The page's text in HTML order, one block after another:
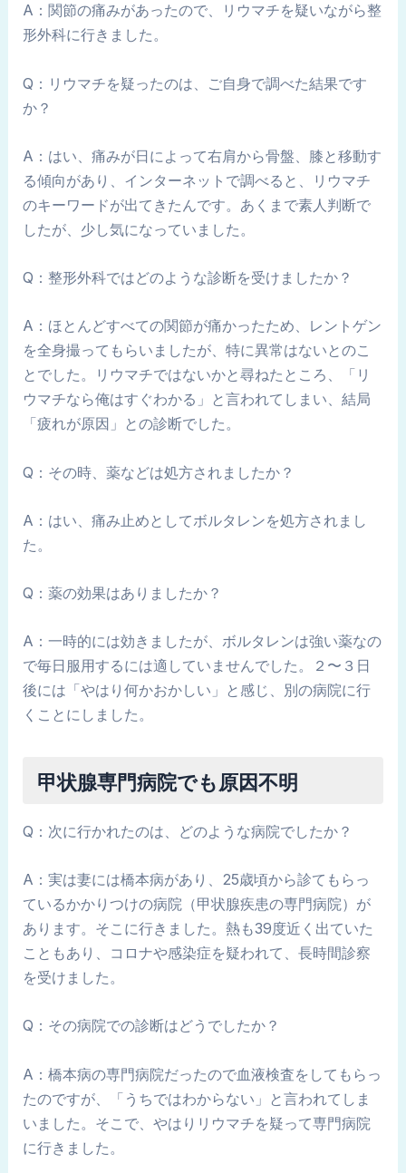
A：関節の痛みがあったので、リウマチを疑いながら整
形外科に行きました。
Q：リウマチを疑ったのは、ご自身で調べた結果です
か？
A：はい、痛みが日によって右肩から骨盤、膝と移動す
る傾向があり、インターネットで調べると、リウマチ
のキーワードが出てきたんです。あくまで素人判断で
したが、少し気になっていました。
Q：整形外科ではどのような診断を受けましたか？
A：ほとんどすべての関節が痛かったため、レントゲン
を全身撮ってもらいましたが、特に異常はないとのこ
とでした。リウマチではないかと尋ねたところ、「リ
ウマチなら俺はすぐわかる」と言われてしまい、結局
「疲れが原因」との診断でした。
Q：その時、薬などは処方されましたか？
A：はい、痛み止めとしてボルタレンを処方されまし
た。
Q：薬の効果はありましたか？
A：一時的には効きましたが、ボルタレンは強い薬なの
で毎日服用するには適していませんでした。２〜３日
後には「やはり何かおかしい」と感じ、別の病院に行
くことにしました。
甲状腺専門病院でも原因不明
Q：次に行かれたのは、どのような病院でしたか？
A：実は妻には橋本病があり、25歳頃から診てもらっ
ているかかりつけの病院（甲状腺疾患の専門病院）が
あります。そこに行きました。熱も39度近く出ていた
こともあり、コロナや感染症を疑われて、長時間診察
を受けました。
Q：その病院での診断はどうでしたか？
A：橋本病の専門病院だったので血液検査をしてもらっ
たのですが、「うちではわからない」と言われてしま
いました。そこで、やはりリウマチを疑って専門病院
に行きました。